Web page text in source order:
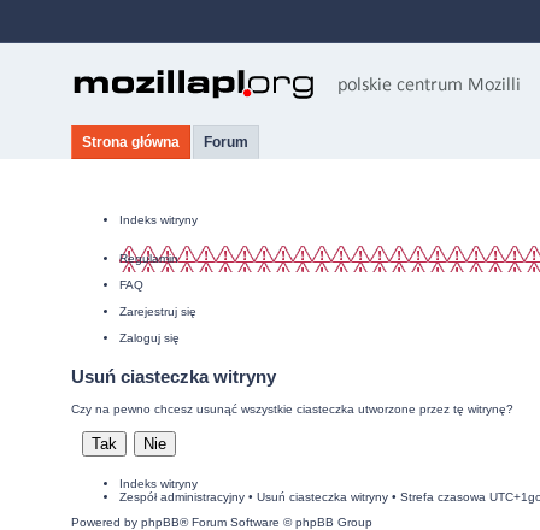
Strona główna Forum
Indeks witryny
Regulamin
FAQ
Zarejestruj się
Zaloguj się
Usuń ciasteczka witryny
Czy na pewno chcesz usunąć wszystkie ciasteczka utworzone przez tę witrynę?
Indeks witryny
Zespół administracyjny• Usuń ciasteczka witryny• Strefa czasowa
Powered by phpBB® Forum Software © phpBB Group